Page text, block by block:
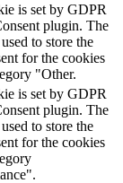
is set by GDPR
plugin. The
to store the
for the cookies
"Other.
is set by GDPR
plugin. The
to store the
for the cookies